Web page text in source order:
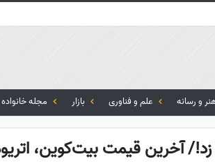
و رسانه علم و فناوری بازار مجله خانواده
آخرین قیمت بیت‌‌کوین، اتریوم